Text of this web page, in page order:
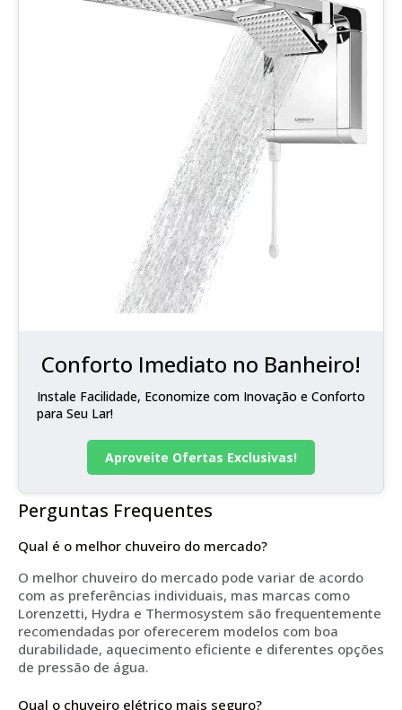
Conforto Imediato no Banheiro!
Instale Facilidade, Economize com Inovação e Conforto
para Seu Lar!
Aproveite Ofertas Exclusivas!
Perguntas Frequentes
Qual é o melhor chuveiro do mercado?
O melhor chuveiro do mercado pode variar de acordo
com as preferências individuais, mas marcas como
Lorenzetti, Hydra e Thermosystem são frequentemente
recomendadas por oferecerem modelos com boa
durabilidade, aquecimento eficiente e diferentes opções
de pressão de água.
Qual o chuveiro elétrico mais seguro?